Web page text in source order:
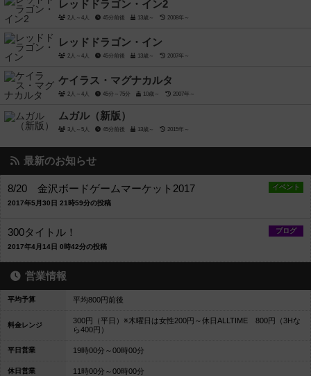
レッドドラゴン・イン2
2人～4人 45分前後 13歳～ 2008年～
レッドドラゴン・イン
2人～4人 45分前後 13歳～ 2007年～
ケイラス・マグナカルタ
2人～4人 45分～75分 10歳～ 2007年～
ムガル（新版）
3人～5人 45分前後 13歳～ 2015年～
最新のお知らせ
イベント
8/20 金沢ボードゲームマーケット2017
2017年5月30日 21時59分の投稿
ブログ
300タイトル！
2017年4月14日 0時42分の投稿
営業情報
平均予算 平均800円前後
料金レンジ
300円（平日）※木曜日は女性200円～休日ALLTIME 800円（3Hな
ら400円）
平日営業 19時00分～00時00分
休日営業 11時00分～00時00分